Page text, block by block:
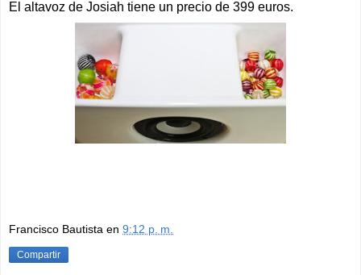
El altavoz de Josiah tiene un precio de 399 euros.
Francisco Bautista en 9:12 p. m.
Compartir